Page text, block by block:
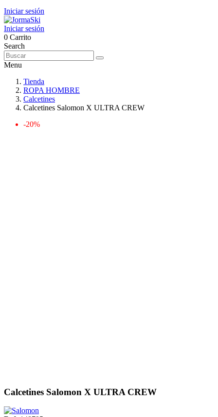
Iniciar sesión
Iniciar sesión
0 Carrito
Search
Menu
Tienda
ROPA HOMBRE
Calcetines
Calcetines Salomon X ULTRA CREW
-20%
Calcetines Salomon X ULTRA CREW